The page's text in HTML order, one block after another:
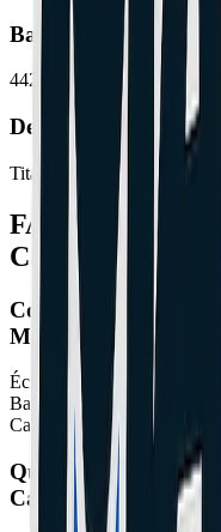
Batterie
4422 mAh
Description
Titanium, zoom 5x,
FAQ -
Cannes
Combien coûte la
Max à Cannes ?
Écran OLED 6.7 pouces
Batterie (4422 mAh) : 79€.
Caméra : sur devis.
Quel délai pour
Cannes ?